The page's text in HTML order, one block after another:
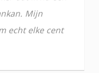
Mijn
echt elke cent